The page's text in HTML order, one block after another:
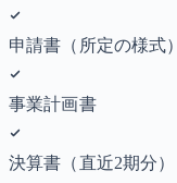
申請書（所定の様式）
事業計画書
決算書（直近2期分）